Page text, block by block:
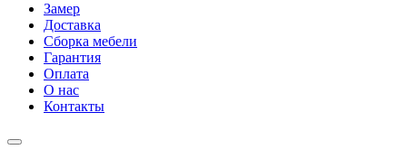
Замер
Доставка
Сборка мебели
Гарантия
Оплата
О нас
Контакты